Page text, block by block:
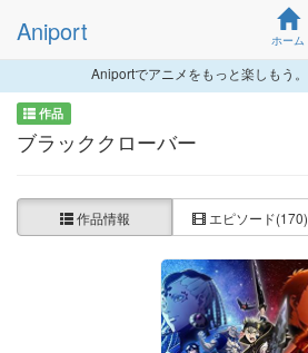
Aniport ホーム
Aniportでアニメをもっと楽しもう。
作品
ブラッククローバー
作品情報 エピソード(170)